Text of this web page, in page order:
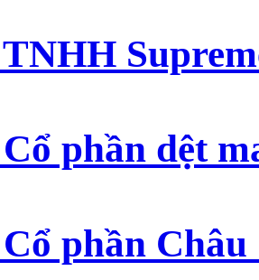
phần dệt
phần Châu